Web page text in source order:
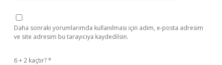
Daha sonraki yorumlarımda kullanılması için adım, e-posta adresim
ve site adresim bu tarayıcıya kaydedilsin.
6 + 2 kaçtır?*